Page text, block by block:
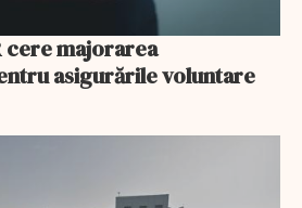
asigurările voluntare